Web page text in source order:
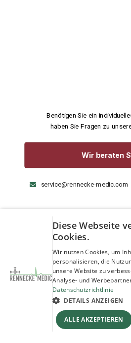
Benötigen Sie ein
haben Sie Fragen zu
Wir beraten
service@rennecke-medic.com
Diese Webseite
Cookies.
Wir nutzen Cookies, um
personalisieren, die
unsere Website zu
Analyse- und
Datenschutzrichtlinie
DETAILS ANZEIGEN
ALLE AKZEPTIEREN